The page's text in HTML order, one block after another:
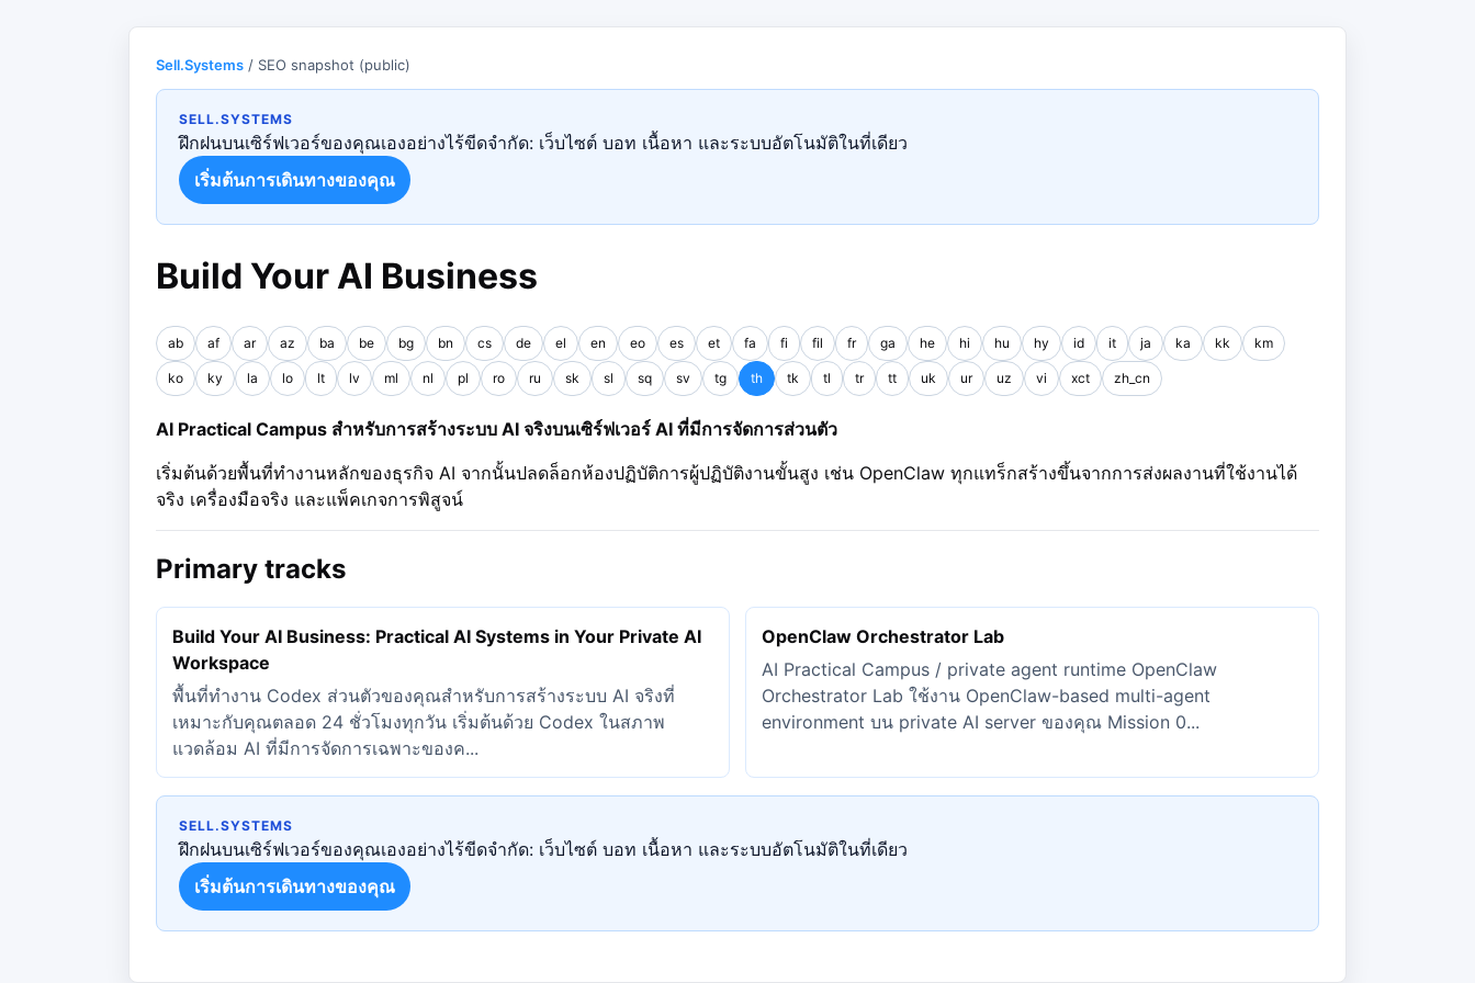
Sell.Systems / SEO snapshot (public)
SELL.SYSTEMS
ฝึกฝนบนเซิร์ฟเวอร์ของคุณเองอย่างไร้ขีดจำกัด: เว็บไซต์ บอท เนื้อหา และระบบอัตโนมัติในที่เดียว
เริ่มต้นการเดินทางของคุณ
Build Your AI Business
ab af ar az ba be bg bn cs de el en eo es et fa fi fil fr ga he hi hu hy id it ja ka kk km
ko ky la lo lt lv ml nl pl ro ru sk sl sq sv tg th tk tl tr tt uk ur uz vi xct zh_cn
AI Practical Campus สำหรับการสร้างระบบ AI จริงบนเซิร์ฟเวอร์ AI ที่มีการจัดการส่วนตัว
เริ่มต้นด้วยพื้นที่ทำงานหลักของธุรกิจ AI จากนั้นปลดล็อกห้องปฏิบัติการผู้ปฏิบัติงานขั้นสูง เช่น OpenClaw ทุกแทร็กสร้างขึ้นจากการส่งผลงานที่ใช้งานได้
จริง เครื่องมือจริง และแพ็คเกจการพิสูจน์
Primary tracks
Build Your AI Business: Practical AI Systems in Your Private AI
Workspace
พื้นที่ทำงาน Codex ส่วนตัวของคุณสำหรับการสร้างระบบ AI จริงที่
เหมาะกับคุณตลอด 24 ชั่วโมงทุกวัน เริ่มต้นด้วย Codex ในสภาพ
แวดล้อม AI ที่มีการจัดการเฉพาะของค...
OpenClaw Orchestrator Lab
AI Practical Campus / private agent runtime OpenClaw
Orchestrator Lab ใช้งาน OpenClaw-based multi-agent
environment บน private AI server ของคุณ Mission 0...
SELL.SYSTEMS
ฝึกฝนบนเซิร์ฟเวอร์ของคุณเองอย่างไร้ขีดจำกัด: เว็บไซต์ บอท เนื้อหา และระบบอัตโนมัติในที่เดียว
เริ่มต้นการเดินทางของคุณ